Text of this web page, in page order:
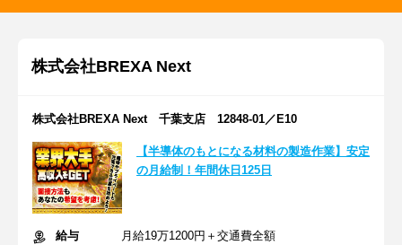
株式会社BREXA Next
株式会社BREXA Next 千葉支店 12848-01／E10
【半導体のもとになる材料の製造作業】安定
の月給制！年間休日125日
給与
月給19万1200円＋交通費全額